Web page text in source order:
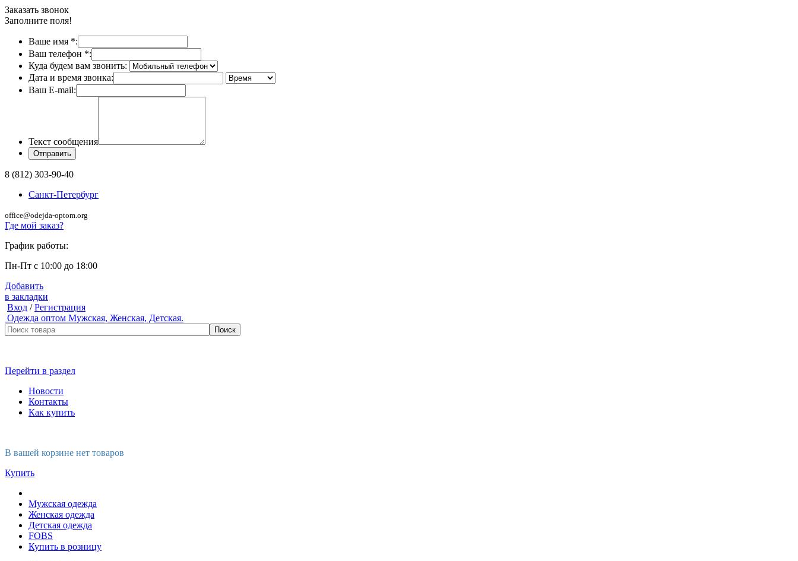
Заказать звонок
Заполните поля!
Ваше имя *:
Ваш телефон *:
Куда будем вам звонить:
Дата и время звонка:
Ваш E-mail:
Текст сообщения
8 (812) 303-90-40
Санкт-Петербург
office@odejda-optom.org
Где мой заказ?
График работы:
Пн-Пт с 10:00 до 18:00
Добавить
в закладки
Вход /Регистрация
Одежда оптом Мужская, Женская, Детская.
Перейти в раздел
Новости
Контакты
Как купить
В вашей корзине нет товаров
Купить
Мужская одежда
Женская одежда
Детская одежда
FOBS
Купить в розницу